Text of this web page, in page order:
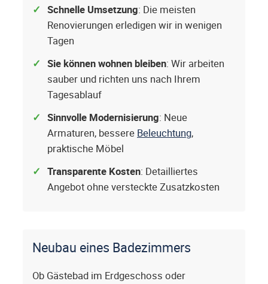
Schnelle Umsetzung: Die meisten
Renovierungen erledigen wir in wenigen
Tagen
Sie können wohnen bleiben: Wir arbeiten
sauber und richten uns nach Ihrem
Tagesablauf
Sinnvolle Modernisierung: Neue
Armaturen, bessere Beleuchtung,
praktische Möbel
Transparente Kosten: Detailliertes
Angebot ohne versteckte Zusatzkosten
Neubau eines Badezimmers
Ob Gästebad im Erdgeschoss oder